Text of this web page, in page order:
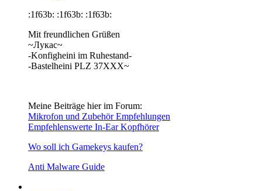
:1f63b: :1f63b: :1f63b:
Mit freundlichen Grüßen
~Лукас~
-Konfigheini im Ruhestand-
-Bastelheini PLZ 37XXX~
Meine Beiträge hier im Forum:
Mikrofon und Zubehör Empfehlungen
Empfehlenswerte In-Ear Kopfhörer
Wo soll ich Gamekeys kaufen?
Anti Malware Guide